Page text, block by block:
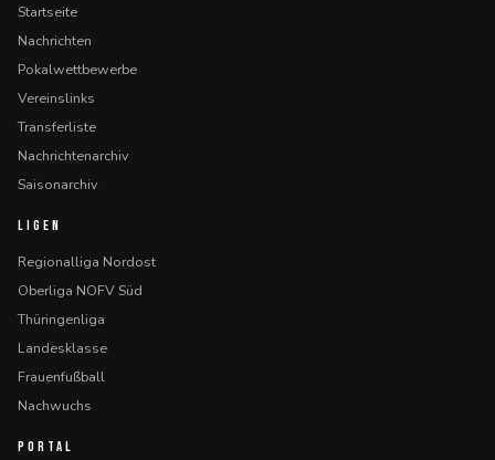
Startseite
Nachrichten
Pokalwettbewerbe
Vereinslinks
Transferliste
Nachrichtenarchiv
Saisonarchiv
LIGEN
Regionalliga Nordost
Oberliga NOFV Süd
Thüringenliga
Landesklasse
Frauenfußball
Nachwuchs
PORTAL